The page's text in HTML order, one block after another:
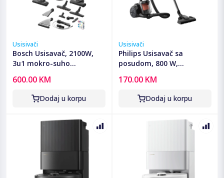
Usisivači
Bosch Usisavač, 2100W,
3u1 mokro-suho
BWD421PRO
600.00 KM
Dodaj u korpu
Usisivači
Philips Usisavač sa
posudom, 800 W,
XB1142/10
170.00 KM
Dodaj u korpu